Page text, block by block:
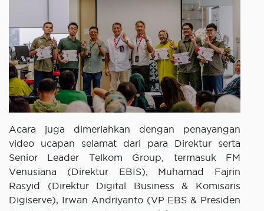
Acara juga dimeriahkan dengan penayangan
video ucapan selamat dari para Direktur serta
Senior Leader Telkom Group, termasuk FM
Venusiana (Direktur EBIS), Muhamad Fajrin
Rasyid (Direktur Digital Business & Komisaris
Digiserve), Irwan Andriyanto (VP EBS & Presiden